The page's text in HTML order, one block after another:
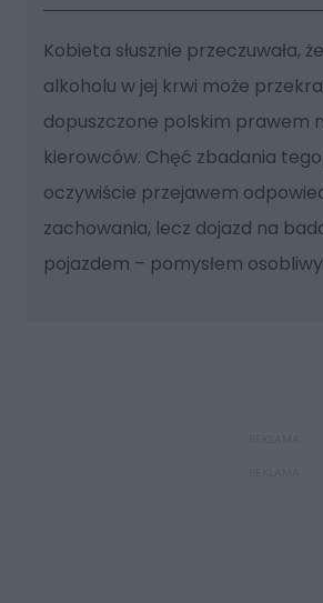
Kobieta słusznie przeczuwała,
alkoholu w jej krwi może
dopuszczone polskim prawem
kierowców. Chęć zbadania
oczywiście przejawem
zachowania, lecz dojazd na
pojazdem – pomysłem